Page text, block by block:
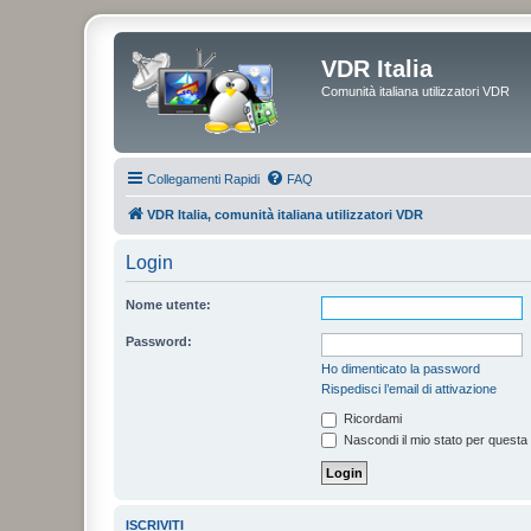
VDR Italia
Comunità italiana utilizzatori VDR
Collegamenti Rapidi FAQ
VDR Italia, comunità italiana utilizzatori VDR
Login
Nome utente:
Password:
Ho dimenticato la password
Rispedisci l’email di attivazione
Ricordami
Nascondi il mio stato per
ISCRIVITI